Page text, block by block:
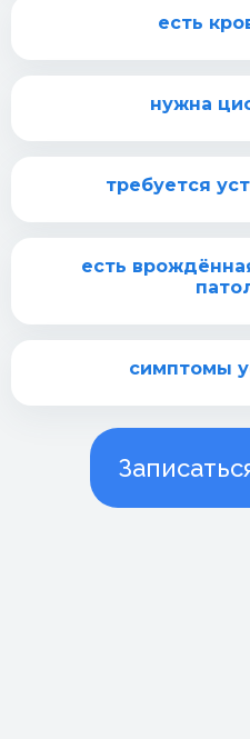
есть
нужна
требуется
есть
симптомы